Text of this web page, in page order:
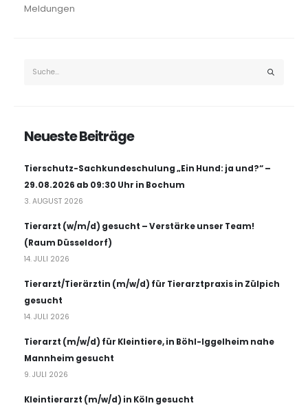
Meldungen
Neueste Beiträge
Tierschutz-Sachkundeschulung „Ein Hund: ja und?“ –
29.08.2026 ab 09:30 Uhr in Bochum
3. AUGUST 2026
Tierarzt (w/m/d) gesucht – Verstärke unser Team!
(Raum Düsseldorf)
14. JULI 2026
Tierarzt/Tierärztin (m/w/d) für Tierarztpraxis in Zülpich
gesucht
14. JULI 2026
Tierarzt (m/w/d) für Kleintiere, in Böhl-Iggelheim nahe
Mannheim gesucht
9. JULI 2026
Kleintierarzt (m/w/d) in Köln gesucht